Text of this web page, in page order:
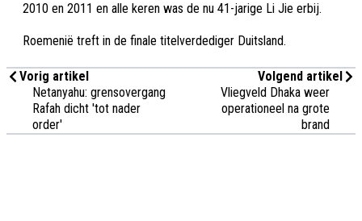
2010 en 2011 en alle keren was de nu 41-jarige Li Jie erbij.
Roemenië treft in de finale titelverdediger Duitsland.
Vorig artikel
Netanyahu: grensovergang
Rafah dicht 'tot nader
order'
Volgend artikel
Vliegveld Dhaka weer
operationeel na grote
brand